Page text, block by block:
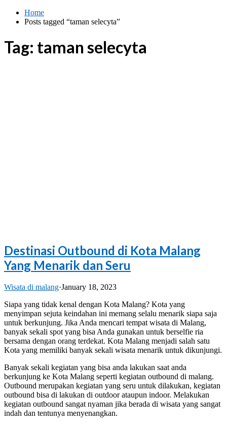
Skip
Home
Posts tagged “taman selecyta”
Tag: taman selecyta
Destinasi Outbound di Kota Malang
Yang Menarik dan Seru
Wisata di malang·January 18, 2023
Siapa yang tidak kenal dengan Kota Malang? Kota yang
menyimpan sejuta keindahan ini memang selalu menarik siapa saja
untuk berkunjung. Jika Anda mencari tempat wisata di Malang,
banyak sekali spot yang bisa Anda gunakan untuk berselfie ria
bersama dengan orang terdekat. Kota Malang menjadi salah satu
Kota yang memiliki banyak sekali wisata menarik untuk dikunjungi.
Banyak sekali kegiatan yang bisa anda lakukan saat anda
berkunjung ke Kota Malang seperti kegiatan outbound di malang.
Outbound merupakan kegiatan yang seru untuk dilakukan, kegiatan
outbound bisa di lakukan di outdoor ataupun indoor. Melakukan
kegiatan outbound sangat nyaman jika berada di wisata yang sangat
indah dan tentunya menyenangkan.